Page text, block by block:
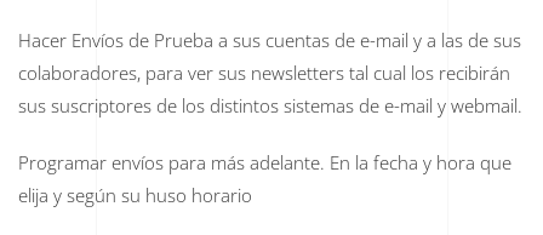
Hacer Envíos de Prueba a sus cuentas de e-mail y a las de sus
colaboradores, para ver sus newsletters tal cual los recibirán
sus suscriptores de los distintos sistemas de e-mail y webmail.
Programar envíos para más adelante. En la fecha y hora que
elija y según su huso horario